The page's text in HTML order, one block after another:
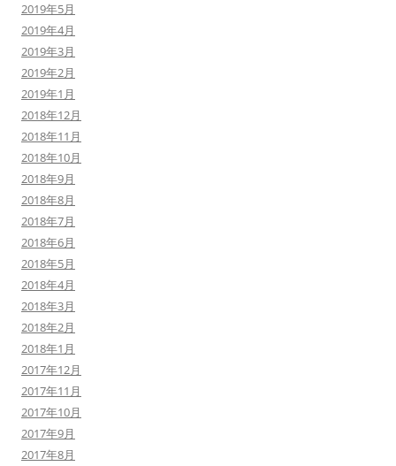
2019年5月
2019年4月
2019年3月
2019年2月
2019年1月
2018年12月
2018年11月
2018年10月
2018年9月
2018年8月
2018年7月
2018年6月
2018年5月
2018年4月
2018年3月
2018年2月
2018年1月
2017年12月
2017年11月
2017年10月
2017年9月
2017年8月